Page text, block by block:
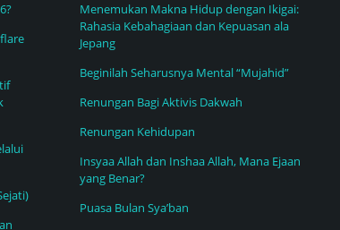
Menemukan Makna Hidup dengan Ikigai:
Rahasia Kebahagiaan dan Kepuasan ala
Jepang
Beginilah Seharusnya Mental “Mujahid”
Renungan Bagi Aktivis Dakwah
Renungan Kehidupan
Insyaa Allah dan Inshaa Allah, Mana Ejaan
yang Benar?
Puasa Bulan Sya’ban